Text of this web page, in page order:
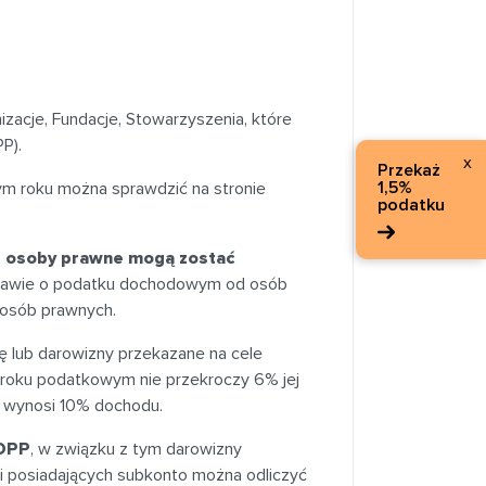
Przekaż
1,5%
podatku
x
Fundacje, Stowarzyszenia, które
roku można sprawdzić na stronie
prawne mogą zostać
o podatku dochodowym od osób
prawnych.
darowizny przekazane na cele
podatkowym nie przekroczy 6% jej
10% dochodu.
, w związku z tym darowizny
posiadających subkonto można odliczyć